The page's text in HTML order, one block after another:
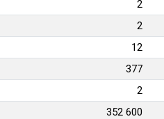
2
2
12
377
2
352 600